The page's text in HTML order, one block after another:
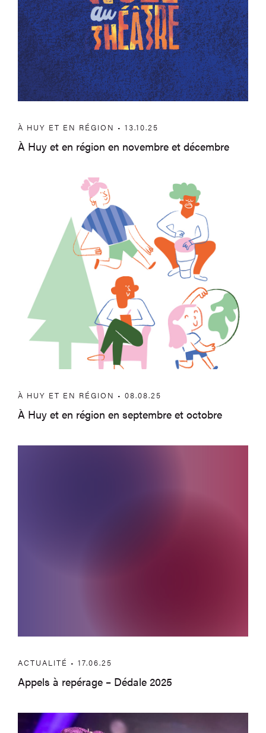
À HUY ET EN RÉGION • 13.10.25
À Huy et en région en novembre et décembre
À Huy et en région en septembre et
À HUY ET EN RÉGION • 08.08.25
À Huy et en région en septembre et octobre
ACTUALITÉ • 17.06.25
Appels à repérage – Dédale 2025
À Huy et en région en juillet et en août